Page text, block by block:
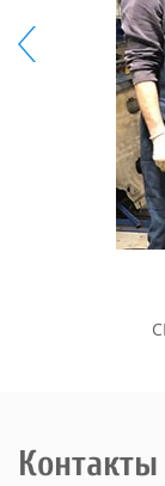
Контакты